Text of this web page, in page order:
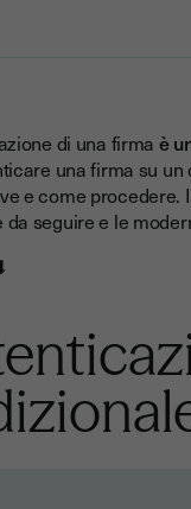
di una firma è
una firma su
e come
da seguire e le